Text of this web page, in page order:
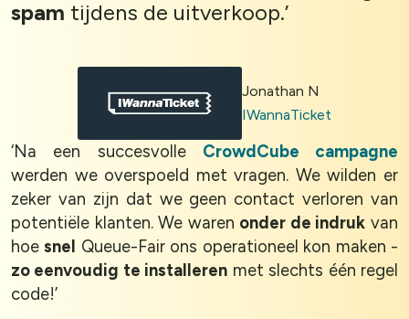
spam tijdens de uitverkoop.’
Jonathan N
IWannaTicket
‘Na een succesvolle CrowdCube campagne
werden we overspoeld met vragen. We wilden er
zeker van zijn dat we geen contact verloren van
potentiële klanten. We waren onder de indruk van
hoesnel Queue-Fair ons operationeel kon maken -
zo eenvoudig te installeren met slechts één regel
code!’